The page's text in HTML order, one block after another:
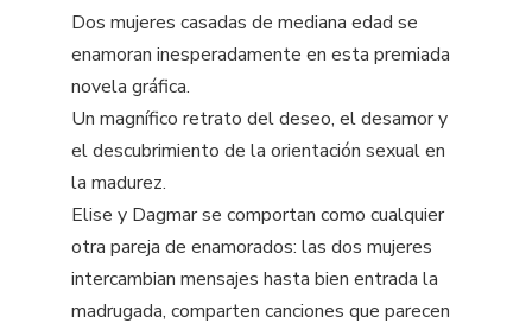
Dos mujeres casadas de mediana edad se
enamoran inesperadamente en esta premiada
novela gráfica.
Un magnífico retrato del deseo, el desamor y
el descubrimiento de la orientación sexual en
la madurez.
Elise y Dagmar se comportan como cualquier
otra pareja de enamorados: las dos mujeres
intercambian mensajes hasta bien entrada la
madrugada, comparten canciones que parecen